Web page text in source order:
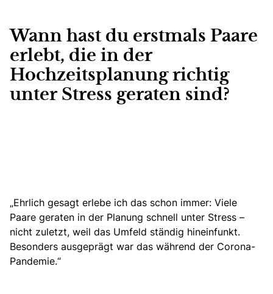
Wann hast du erstmals Paare
erlebt, die in der
Hochzeitsplanung richtig
unter Stress geraten sind?
„Ehrlich gesagt erlebe ich das schon immer: Viele
Paare geraten in der Planung schnell unter Stress –
nicht zuletzt, weil das Umfeld ständig hineinfunkt.
Besonders ausgeprägt war das während der Corona-
Pandemie.“